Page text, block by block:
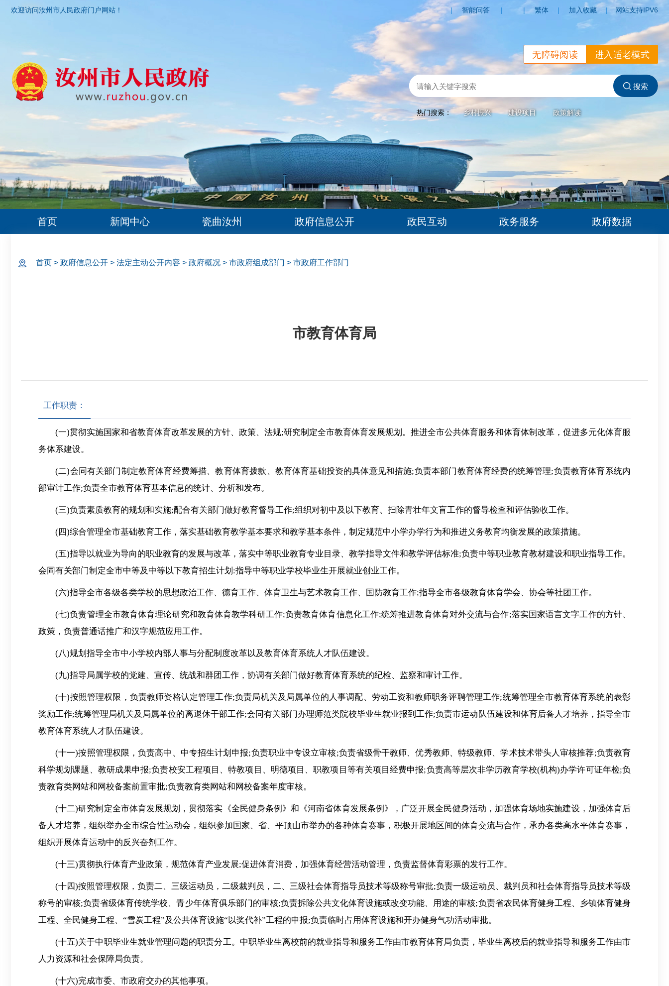
欢迎访问汝州市人民政府门户网站！ | 智能问答 | | 繁体 | 加入收藏 | 网站支持IPV6
进入适老模式
无障碍阅读
热门搜索： 乡村振兴 建设项目 政策解读
首页 新闻中心 瓷曲汝州 政府信息公开 政民互动 政务服务 政府数据
首页 > 政府信息公开 > 法定主动公开内容 > 政府概况 > 市政府组成部门 > 市政府工作部门
市教育体育局
工作职责：
(一)贯彻实施国家和省教育体育改革发展的方针、政策、法规;研究制定全市教育体育发展规划。推进全市公共体育服务和体育体制改革，促进多元化体育服
务体系建设。
(二)会同有关部门制定教育体育经费筹措、教育体育拨款、教育体育基础投资的具体意见和措施;负责本部门教育体育经费的统筹管理;负责教育体育系统内
部审计工作;负责全市教育体育基本信息的统计、分析和发布。
(三)负责素质教育的规划和实施;配合有关部门做好教育督导工作;组织对初中及以下教育、扫除青壮年文盲工作的督导检查和评估验收工作。
(四)综合管理全市基础教育工作，落实基础教育教学基本要求和教学基本条件，制定规范中小学办学行为和推进义务教育均衡发展的政策措施。
(五)指导以就业为导向的职业教育的发展与改革，落实中等职业教育专业目录、教学指导文件和教学评估标准;负责中等职业教育教材建设和职业指导工作。
会同有关部门制定全市中等及中等以下教育招生计划:指导中等职业学校毕业生开展就业创业工作。
(六)指导全市各级各类学校的思想政治工作、德育工作、体育卫生与艺术教育工作、国防教育工作;指导全市各级教育体育学会、协会等社团工作。
(七)负责管理全市教育体育理论研究和教育体育教学科研工作;负责教育体育信息化工作;统筹推进教育体育对外交流与合作;落实国家语言文字工作的方针、
政策，负责普通话推广和汉字规范应用工作。
(八)规划指导全市中小学校内部人事与分配制度改革以及教育体育系统人才队伍建设。
(九)指导局属学校的党建、宣传、统战和群团工作，协调有关部门做好教育体育系统的纪检、监察和审计工作。
(十)按照管理权限，负责教师资格认定管理工作;负责局机关及局属单位的人事调配、劳动工资和教师职务评聘管理工作;统筹管理全市教育体育系统的表彰
奖励工作;统筹管理局机关及局属单位的离退休干部工作;会同有关部门办理师范类院校毕业生就业报到工作;负责市运动队伍建设和体育后备人才培养，指导全市
教育体育系统人才队伍建设。
(十一)按照管理权限，负责高中、中专招生计划申报;负责职业中专设立审核;负责省级骨干教师、优秀教师、特级教师、学术技术带头人审核推荐;负责教育
科学规划课题、教研成果申报;负责校安工程项目、特教项目、明德项目、职教项目等有关项目经费申报;负责高等层次非学历教育学校(机构)办学许可证年检;负
责教育类网站和网校备案前置审批;负责教育类网站和网校备案年度审核。
(十二)研究制定全市体育发展规划，贯彻落实《全民健身条例》和《河南省体育发展条例》，广泛开展全民健身活动，加强体育场地实施建设，加强体育后
备人才培养，组织举办全市综合性运动会，组织参加国家、省、平顶山市举办的各种体育赛事，积极开展地区间的体育交流与合作，承办各类高水平体育赛事，
组织开展体育运动中的反兴奋剂工作。
(十三)贯彻执行体育产业政策，规范体育产业发展;促进体育消费，加强体育经营活动管理，负责监督体育彩票的发行工作。
(十四)按照管理权限，负责二、三级运动员，二级裁判员，二、三级社会体育指导员技术等级称号审批;负责一级运动员、裁判员和社会体育指导员技术等级
称号的审核;负责省级体育传统学校、青少年体育俱乐部门的审核;负责拆除公共文化体育设施或改变功能、用途的审核;负责省农民体育健身工程、乡镇体育健身
工程、全民健身工程、“雪炭工程”及公共体育设施“以奖代补”工程的申报;负责临时占用体育设施和开办健身气功活动审批。
(十五)关于中职毕业生就业管理问题的职责分工。中职毕业生离校前的就业指导和服务工作由市教育体育局负责，毕业生离校后的就业指导和服务工作由市
人力资源和社会保障局负责。
(十六)完成市委、市政府交办的其他事项。